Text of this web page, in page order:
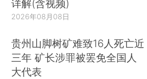
详解(含视频)
2026年08月08日
贵州山脚树矿难致16人死亡近
三年 矿长涉罪被罢免全国人
大代表